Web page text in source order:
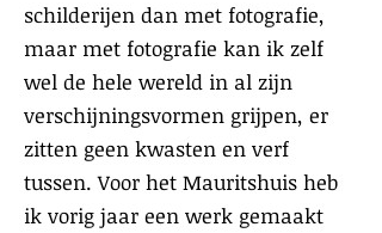
schilderijen dan met fotografie,
maar met fotografie kan ik zelf
wel de hele wereld in al zijn
verschijningsvormen grijpen, er
zitten geen kwasten en verf
tussen. Voor het Mauritshuis heb
ik vorig jaar een werk gemaakt